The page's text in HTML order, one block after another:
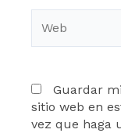
Guardar
sitio web en
vez que haga